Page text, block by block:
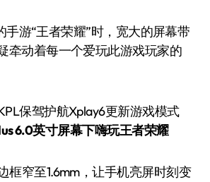
游“王者荣耀”时，宽大的屏幕带
牵动着每一个爱玩此游戏玩家的
6.0英寸屏幕下嗨玩王者荣耀